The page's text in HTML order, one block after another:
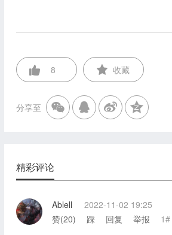
8 收藏
分享至
精彩评论
Ablell
2022-11-02 19:25
赞(20) 踩 回复 举报 1#